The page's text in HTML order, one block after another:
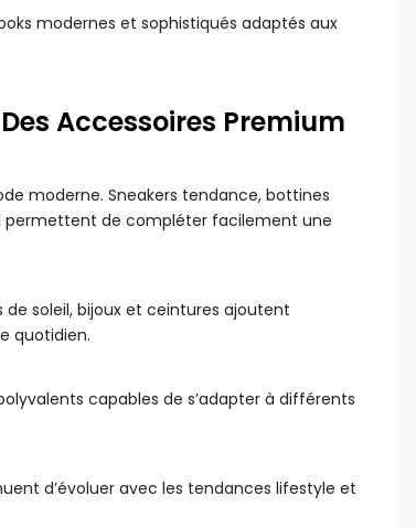
modernes et sophistiqués adaptés aux
Accessoires Premium
moderne. Sneakers tendance, bottines
permettent de compléter facilement une
soleil, bijoux et ceintures ajoutent
quotidien.
capables de s’adapter à différents
d’évoluer avec les tendances lifestyle et